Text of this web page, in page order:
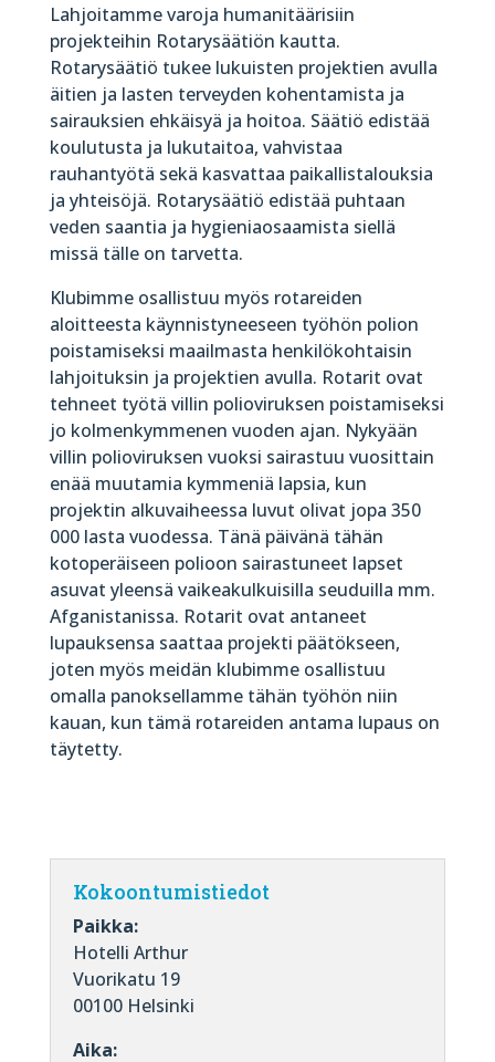
Lahjoitamme varoja humanitäärisiin
projekteihin Rotarysäätiön kautta.
Rotarysäätiö tukee lukuisten projektien avulla
äitien ja lasten terveyden kohentamista ja
sairauksien ehkäisyä ja hoitoa. Säätiö edistää
koulutusta ja lukutaitoa, vahvistaa
rauhantyötä sekä kasvattaa paikallistalouksia
ja yhteisöjä. Rotarysäätiö edistää puhtaan
veden saantia ja hygieniaosaamista siellä
missä tälle on tarvetta.
Klubimme osallistuu myös rotareiden
aloitteesta käynnistyneeseen työhön polion
poistamiseksi maailmasta henkilökohtaisin
lahjoituksin ja projektien avulla. Rotarit ovat
tehneet työtä villin polioviruksen poistamiseksi
jo kolmenkymmenen vuoden ajan. Nykyään
villin polioviruksen vuoksi sairastuu vuosittain
enää muutamia kymmeniä lapsia, kun
projektin alkuvaiheessa luvut olivat jopa 350
000 lasta vuodessa. Tänä päivänä tähän
kotoperäiseen polioon sairastuneet lapset
asuvat yleensä vaikeakulkuisilla seuduilla mm.
Afganistanissa. Rotarit ovat antaneet
lupauksensa saattaa projekti päätökseen,
joten myös meidän klubimme osallistuu
omalla panoksellamme tähän työhön niin
kauan, kun tämä rotareiden antama lupaus on
täytetty.
Kokoontumistiedot
Paikka:
Hotelli Arthur
Vuorikatu 19
00100 Helsinki
Aika: